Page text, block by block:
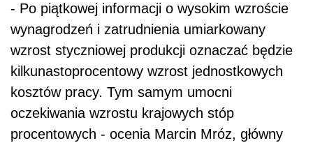
- Po piątkowej informacji o wysokim wzroście
wynagrodzeń i zatrudnienia umiarkowany
wzrost styczniowej produkcji oznaczać będzie
kilkunastoprocentowy wzrost jednostkowych
kosztów pracy. Tym samym umocni
oczekiwania wzrostu krajowych stóp
procentowych - ocenia Marcin Mróz, główny